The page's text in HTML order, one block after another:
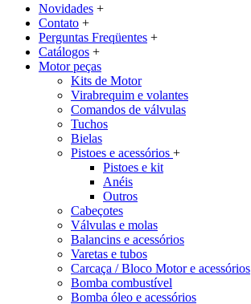
Novidades +
Contato +
Perguntas Freqüentes +
Catálogos +
Motor peças
Kits de Motor
Virabrequim e volantes
Comandos de válvulas
Tuchos
Bielas
Pistoes e acessórios +
Pistoes e kit
Anéis
Outros
Cabeçotes
Válvulas e molas
Balancins e acessórios
Varetas e tubos
Carcaça / Bloco Motor e acessórios
Bomba combustível
Bomba óleo e acessórios